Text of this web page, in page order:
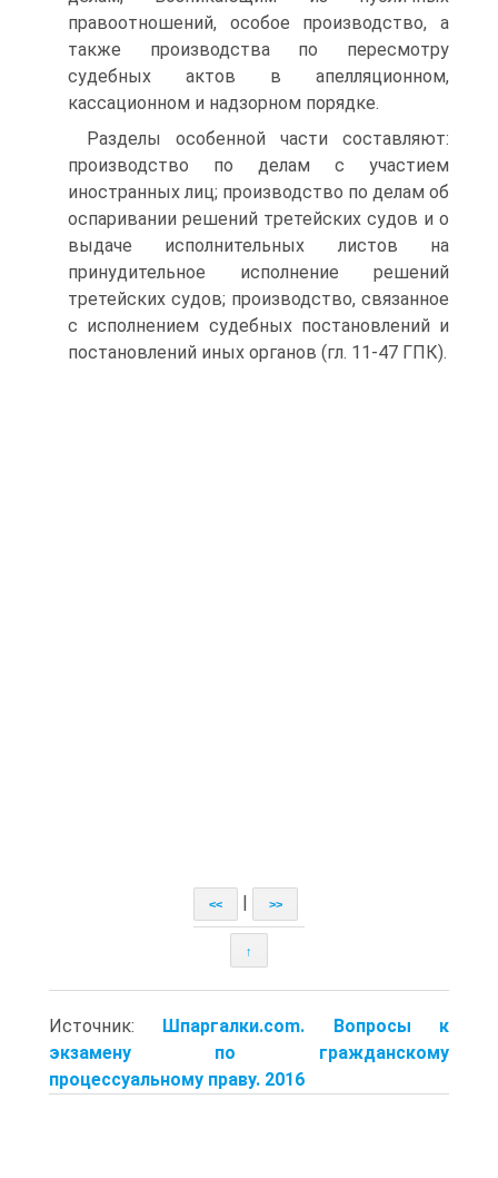
правоотношений, особое производство, а
также производ­ства по пересмотру
судебных актов в апелляционном,
кассационном и над­зорном порядке.
Разделы особенной части составляют:
производство по делам с участием
иностранных лиц; производство по де­лам об
оспаривании решений третейских судов и о
выдаче исполнитель­ных листов на
принудительное исполнение решений
третейских судов; производство, связанное
с исполнением судебных постановлений и
поста­новлений иных органов (гл. 11-47 ГПК).
<< >>
↑
Источник: Шпаргалки.com. Вопросы к
экзамену по гражданскому
процессуальному праву. 2016